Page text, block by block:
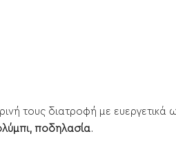
τους διατροφή με ευεργετικά
ποδηλασία.